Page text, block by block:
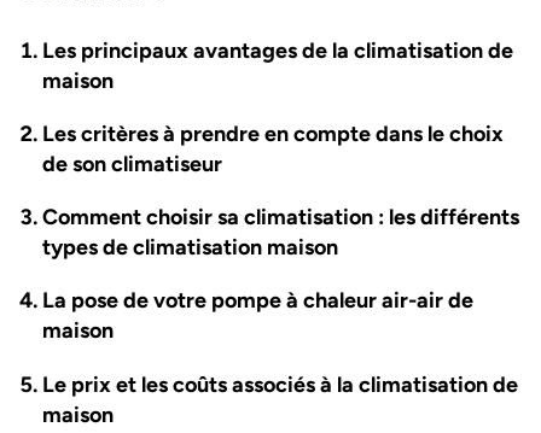
Les principaux avantages de la climatisation de
maison
Les critères à prendre en compte dans le choix
de son climatiseur
Comment choisir sa climatisation : les différents
types de climatisation maison
La pose de votre pompe à chaleur air-air de
maison
Le prix et les coûts associés à la climatisation de
maison